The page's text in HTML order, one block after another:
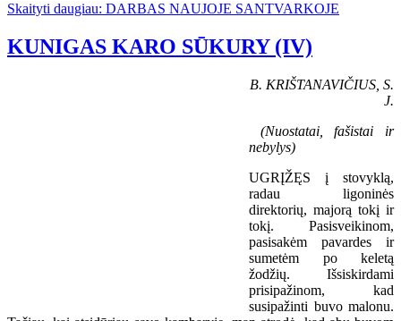
Skaityti daugiau: DARBAS NAUJOJE SANTVARKOJE
KUNIGAS KARO SŪKURY (IV)
B. KRIŠTANAVIČIUS, S.
J.
(Nuostatai, fašistai ir
nebylys)
UGRĮŽĘS į stovyklą,
radau ligoninės
direktorių, majorą tokį ir
tokį. Pasisveikinom,
pasisakėm pavardes ir
sumetėm po keletą
žodžių. Išsiskirdami
prisipažinom, kad
susipažinti buvo malonu.